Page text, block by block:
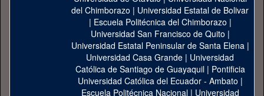
del Chimborazo | Universidad Estatal de Bolivar
| Escuela Politécnica del Chimborazo |
Universidad San Francisco de Quito |
Universidad Estatal Peninsular de Santa Elena|
Universidad Casa Grande | Universidad
Católica de Santiago de Guayaquil| Pontificia
Universidad Católica del Ecuador - Ambato |
Escuela Politécnica Nacional| Universidad